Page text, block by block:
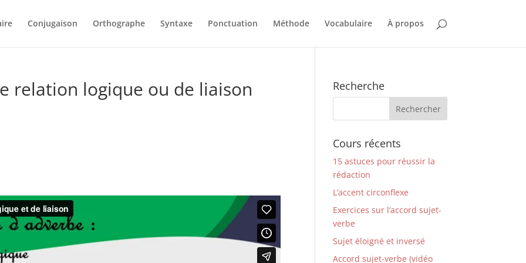
Conjugaison Orthographe Syntaxe Ponctuation Méthode Vocabulaire À propos
relation logique ou de liaison Recherche
Cours récents
15 astuces pour réussir la
rédaction
L’accent circonflexe
Exercices sur l’accord sujet-
verbe
Sujet éloigné et inversé
Accord sujet-verbe (vidéo